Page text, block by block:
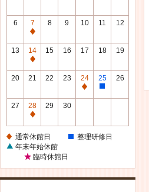
6
7
通
常
休
館
8 9 10 11 12
13
14
通
常
館
日
15 16 17 18 19
20 21 22 23
24
通
館
日
25
整
修
日
26
27
28
通
休
館
日
29 30
通常休館日
整理研修日
年末年始休館
臨時休館日